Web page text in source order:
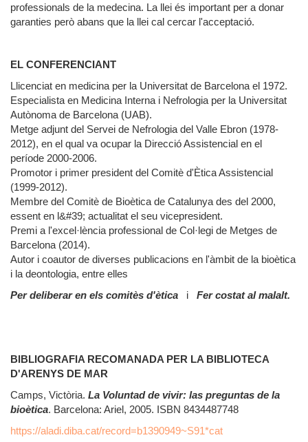
professionals de la medecina. La llei és important per a donar
garanties però abans que la llei cal cercar l'acceptació.
EL CONFERENCIANT
Llicenciat en medicina per la Universitat de Barcelona el 1972.
Especialista en Medicina Interna i Nefrologia per la Universitat
Autònoma de Barcelona (UAB).
Metge adjunt del Servei de Nefrologia del Valle Ebron (1978-
2012), en el qual va ocupar la Direcció Assistencial en el
període 2000-2006.
Promotor i primer president del Comitè d'Ètica Assistencial
(1999-2012).
Membre del Comitè de Bioètica de Catalunya des del 2000,
essent en l&#39; actualitat el seu vicepresident.
Premi a l'excel·lència professional de Col·legi de Metges de
Barcelona (2014).
Autor i coautor de diverses publicacions en l'àmbit de la bioètica
i la deontologia, entre elles
Per deliberar en els comitès d'ètica
i Fer costat al malalt.
BIBLIOGRAFIA RECOMANADA PER LA BIBLIOTECA
D'ARENYS DE MAR
Camps, Victòria. La Voluntad de vivir: las preguntas de la
bioètica. Barcelona: Ariel, 2005. ISBN 8434487748
https://aladi.diba.cat/record=b1390949~S91*cat